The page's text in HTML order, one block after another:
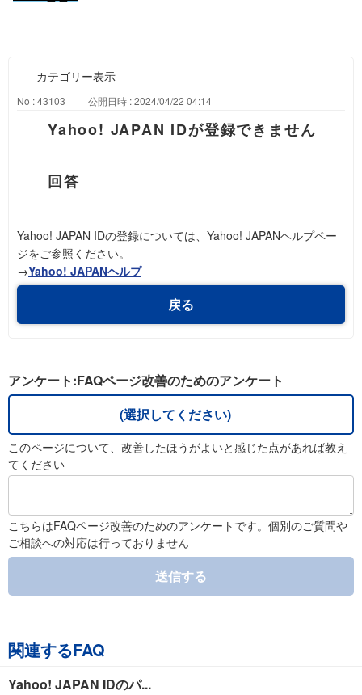
カテゴリー表示
No : 43103 公開日時 : 2024/04/22 04:14
Yahoo! JAPAN IDが登録できません
Yahoo! JAPAN IDの登録については、Yahoo! JAPANヘルプペー
ジをご参照ください。
→Yahoo! JAPANヘルプ
戻る
アンケート:FAQページ改善のためのアンケート
(選択してください)
このページについて、改善したほうがよいと感じた点があれば教え
てください
こちらはFAQページ改善のためのアンケートです。個別のご質問や
ご相談への対応は行っておりません
送信する
関連するFAQ
Yahoo! JAPAN IDのパ...